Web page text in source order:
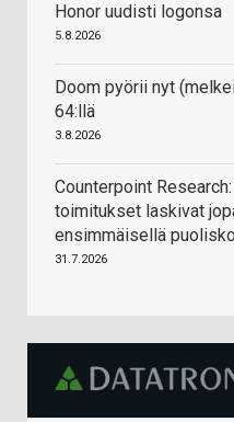
Honor uudisti logonsa
5.8.2026
Doom pyörii nyt
64:llä
3.8.2026
Counterpoint
toimitukset laskivat
ensimmäisellä
31.7.2026